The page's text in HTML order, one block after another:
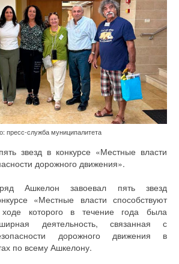
пресс-служба муниципалитета
звезд в конкурсе «Местные власти
дорожного движения».
Ашкелон завоевал пять звезд
«Местные власти способствуют
ходе которого в течение года была
деятельность, связанная с
дорожного движения в
по всему Ашкелону.